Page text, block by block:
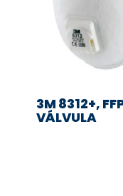
3M 8312+,
VÁLVULA